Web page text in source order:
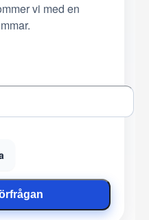
vi med en